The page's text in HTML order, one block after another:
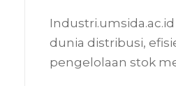
Industri.umsida.ac.id
dunia distribusi,
pengelolaan stok